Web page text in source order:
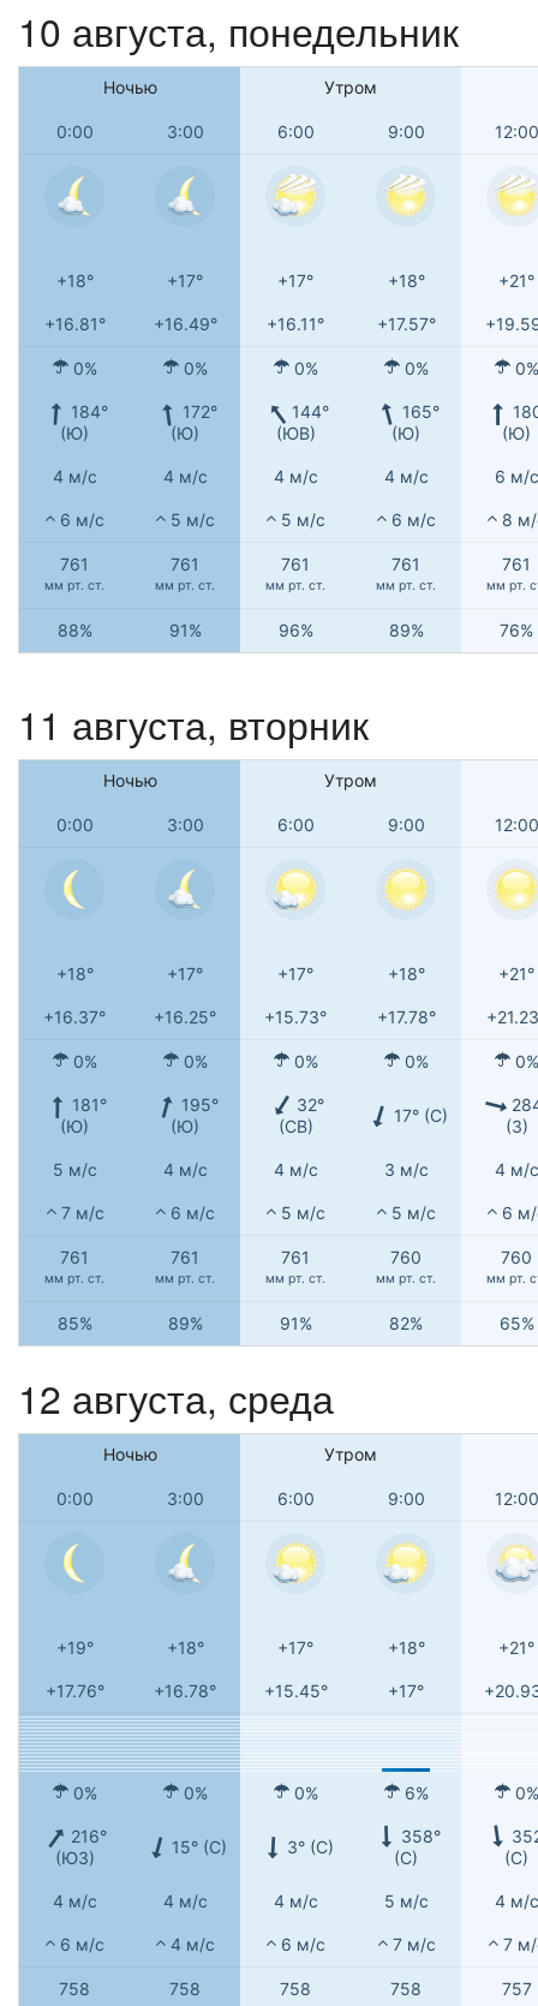
10 августа, понедельник
Ночью Утром
0:00 3:00 6:00 9:00 12:00
+18° +17° +17° +18° +21°
+16.81° +16.49° +16.11° +17.57°
0% 0% 0% 0% 0%
184°
(Ю)
172°
(Ю)
144°
(ЮВ)
165°
(Ю)
(Ю)
4 м/с 4 м/с 4 м/с 4 м/с 6 м/с
6 м/с 5 м/с 5 м/с 6 м/с 8
761
мм рт. ст.
761
мм рт. ст.
761
мм рт. ст.
761
мм рт. ст.
761
мм рт.
88% 91% 96% 89% 76%
11 августа, вторник
Ночью Утром
0:00 3:00 6:00 9:00 12:00
+18° +17° +17° +18° +21°
+16.37° +16.25° +15.73° +17.78°
0% 0% 0% 0% 0%
181°
(Ю)
195°
(Ю)
32°
(СВ)
17° (С)
(З)
5 м/с 4 м/с 4 м/с 3 м/с 4 м/с
7 м/с 6 м/с 5 м/с 5 м/с 6
761
мм рт. ст.
761
мм рт. ст.
761
мм рт. ст.
760
мм рт. ст.
760
мм рт.
85% 89% 91% 82% 65%
12 августа, среда
Ночью Утром
0:00 3:00 6:00 9:00 12:00
+19° +18° +17° +18° +21°
+17.76° +16.78° +15.45° +17°
0% 0% 0% 6% 0%
216°
(ЮЗ)
15° (С) 3° (С)
358°
(С)
(С)
4 м/с 4 м/с 4 м/с 5 м/с 4 м/с
6 м/с 4 м/с 6 м/с 7 м/с 7 м/
758 758 758 758 757